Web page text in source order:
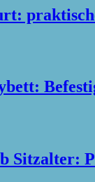
Sitzalter: